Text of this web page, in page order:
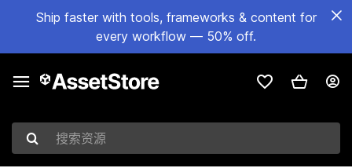
Ship faster with tools, frameworks & content for
every workflow — 50% off.
搜索资源